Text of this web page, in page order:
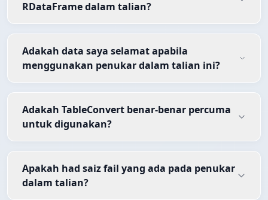
RDataFrame dalam talian?
Adakah data saya selamat apabila
menggunakan penukar dalam talian ini?
Adakah TableConvert benar-benar percuma
untuk digunakan?
Apakah had saiz fail yang ada pada penukar
dalam talian?